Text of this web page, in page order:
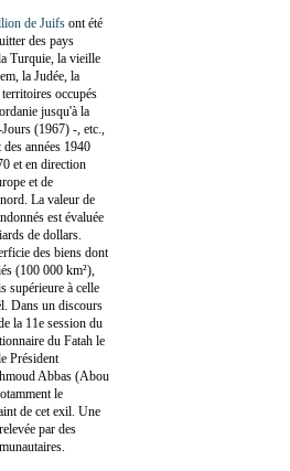
de Juifs ont été
des pays
Turquie, la vieille
la Judée, la
occupés
jusqu'à la
(1967) -, etc.,
des années 1940
et en direction
et de
La valeur de
est évaluée
de dollars.
des biens dont
(100 000 km²),
supérieure à celle
Dans un discours
la 11e session du
du Fatah le
Président
Abbas (Abou
le
de cet exil. Une
par des